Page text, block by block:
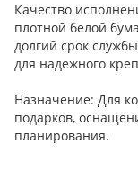
Качество
плотной белой
долгий срок
для надежного
Назначение: Для
подарков,
планирования.